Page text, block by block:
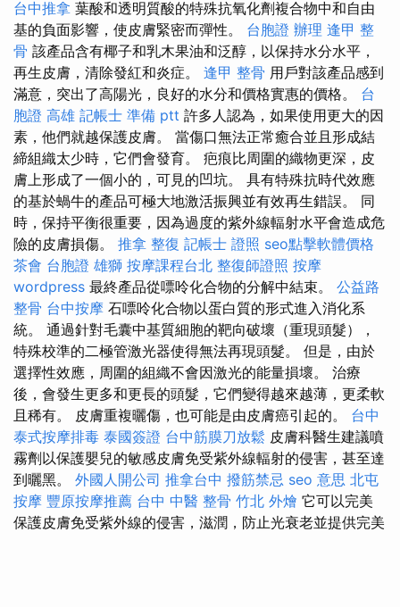
台中推拿 葉酸和透明質酸的特殊抗氧化劑複合物中和自由
基的負面影響，使皮膚緊密而彈性。 台胞證 辦理 逢甲 整
骨 該產品含有椰子和乳木果油和泛醇，以保持水分水平，
再生皮膚，清除發紅和炎症。 逢甲 整骨 用戶對該產品感到
滿意，突出了高陽光，良好的水分和價格實惠的價格。 台
胞證 高雄 記帳士 準備 ptt 許多人認為，如果使用更大的因
素，他們就越保護皮膚。 當傷口無法正常癒合並且形成結
締組織太少時，它們會發育。 疤痕比周圍的織物更深，皮
膚上形成了一個小的，可見的凹坑。 具有特殊抗時代效應
的基於蝸牛的產品可極大地激活振興並有效再生錯誤。 同
時，保持平衡很重要，因為過度的紫外線輻射水平會造成危
險的皮膚損傷。 推拿 整復 記帳士 證照 seo點擊軟體價格
茶會 台胞證 雄獅 按摩課程台北 整復師證照 按摩
wordpress 最終產品從嘌呤化合物的分解中結束。 公益路
整骨 台中按摩 石嘌呤化合物以蛋白質的形式進入消化系
統。 通過針對毛囊中基質細胞的靶向破壞（重現頭髮），
特殊校準的二極管激光器使得無法再現頭髮。 但是，由於
選擇性效應，周圍的組織不會因激光的能量損壞。 治療
後，會發生更多和更長的頭髮，它們變得越來越薄，更柔軟
且稀有。 皮膚重複曬傷，也可能是由皮膚癌引起的。 台中
泰式按摩排毒 泰國簽證 台中筋膜刀放鬆 皮膚科醫生建議噴
霧劑以保護嬰兒的敏感皮膚免受紫外線輻射的侵害，甚至達
到曬黑。 外國人開公司 推拿台中 撥筋禁忌 seo 意思 北屯
按摩 豐原按摩推薦 台中 中醫 整骨 竹北 外燴 它可以完美
保護皮膚免受紫外線的侵害，滋潤，防止光衰老並提供完美